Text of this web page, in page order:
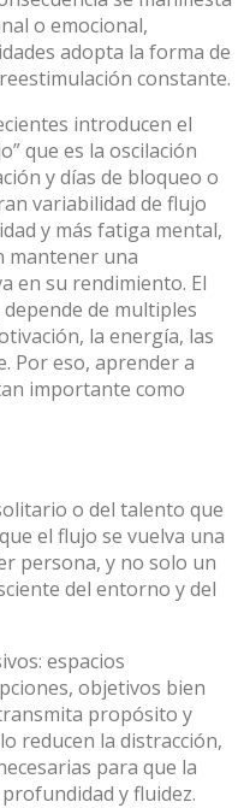
o emocional,
adopta la forma de
constante.
introducen el
que es la oscilación
y días de bloqueo o
variabilidad de flujo
y más fatiga mental,
mantener una
en su rendimiento. El
de multiples
la energía, las
Por eso, aprender a
importante como
o del talento que
el flujo se vuelva una
persona, y no solo un
del entorno y del
espacios
objetivos bien
propósito y
reducen la distracción,
para que la
y fluidez.